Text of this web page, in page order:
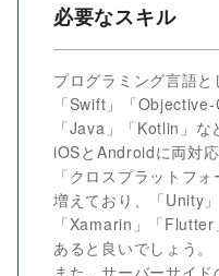
必要なスキル
プログラミング言語
「Swift」「
「Java」「Kotlin」な
iOSとAndroidに両対
「クロスプラットフ
増えており、「Unity
「Xamarin」「
あると良いでしょう。